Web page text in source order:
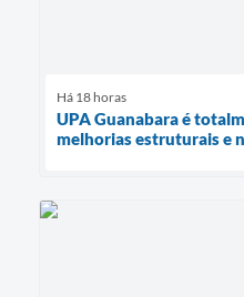
Há 18 horas
UPA Guanabara é
melhorias estruturais e